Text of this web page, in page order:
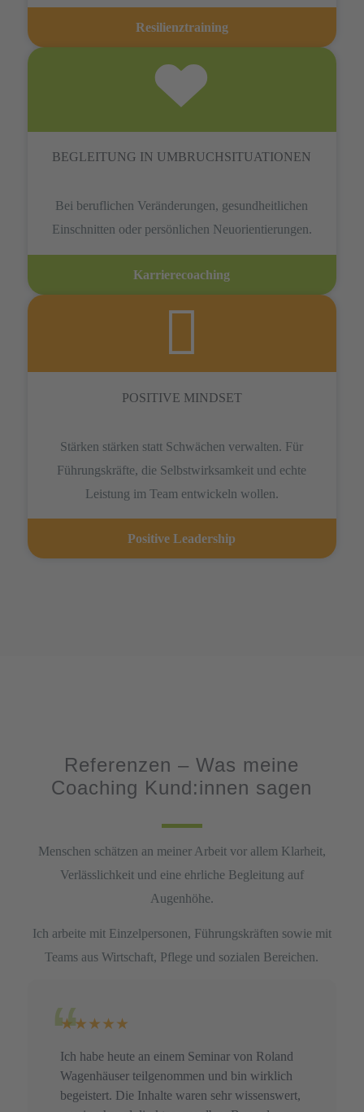
Resilienztraining
BEGLEITUNG IN UMBRUCHSITUATIONEN
Bei beruflichen Veränderungen, gesundheitlichen
Einschnitten oder persönlichen Neuorientierungen.
Karrierecoaching
POSITIVE MINDSET
Stärken stärken statt Schwächen verwalten. Für
Führungskräfte, die Selbstwirksamkeit und echte
Leistung im Team entwickeln wollen.
Positive Leadership
Referenzen – Was meine
Coaching Kund:innen sagen
Menschen schätzen an meiner Arbeit vor allem Klarheit,
Verlässlichkeit und eine ehrliche Begleitung auf
Augenhöhe.
Ich arbeite mit Einzelpersonen, Führungskräften sowie mit
Teams aus Wirtschaft, Pflege und sozialen Bereichen.
★★★★★
Ich habe heute an einem Seminar von Roland
Wagenhäuser teilgenommen und bin wirklich
begeistert. Die Inhalte waren sehr wissenswert,